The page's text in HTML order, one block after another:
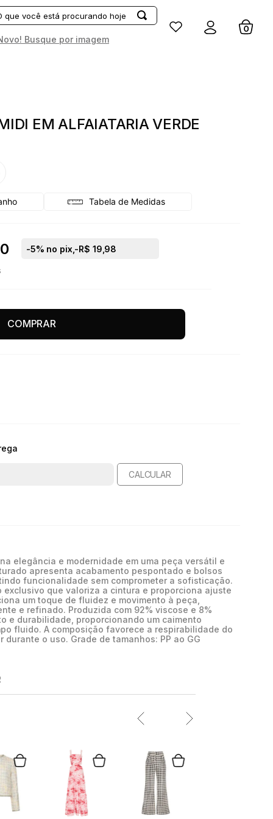
Busque por imagem
Entrar
EM ALFAIATARIA VERDE
Tabela de Medidas
-5% no pix, -R$ 19,98
COMPRAR
CALCULAR
elegância e modernidade em uma peça versátil e
apresenta acabamento pespontado e bolsos
funcionalidade sem comprometer a sofisticação.
exclusivo que valoriza a cintura e proporciona ajuste
um toque de fluidez e movimento à peça,
e refinado. Produzida com 92% viscose e 8%
e durabilidade, proporcionando um caimento
fluido. A composição favorece a respirabilidade do
o uso. Grade de tamanhos: PP ao GG